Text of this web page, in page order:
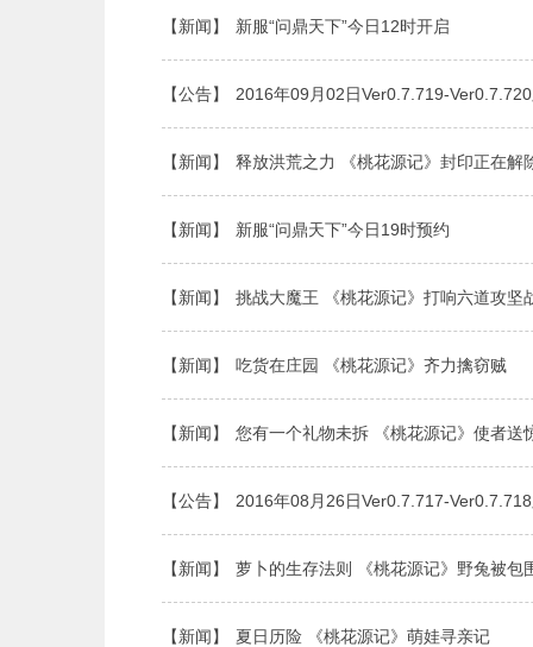
【新闻】 新服“问鼎天下”今日12时开启
【公告】 2016年09月02日Ver0.7.719-
【新闻】 释放洪荒之力 《桃花源记》封印正在解
【新闻】 新服“问鼎天下”今日19时预约
【新闻】 挑战大魔王 《桃花源记》打响六道攻坚
【新闻】 吃货在庄园 《桃花源记》齐力擒窃贼
【新闻】 您有一个礼物未拆 《桃花源记》使者送
【公告】 2016年08月26日Ver0.7.717-
【新闻】 萝卜的生存法则 《桃花源记》野兔被包
【新闻】 夏日历险 《桃花源记》萌娃寻亲记